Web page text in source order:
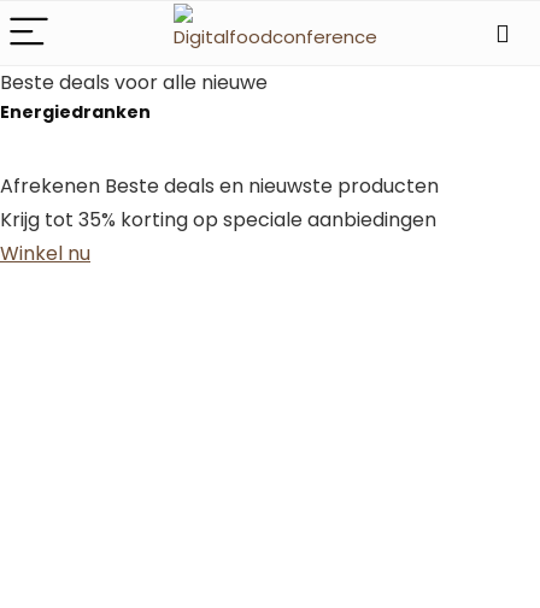
Beste deals voor alle nieuwe
Energiedranken
Afrekenen Beste deals en nieuwste producten
Krijg tot 35% korting op speciale aanbiedingen
Winkel nu